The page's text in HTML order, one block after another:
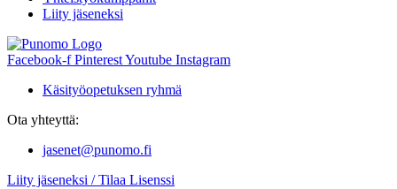
Liity jäseneksi
Facebook-f PinterestYoutube Instagram
Käsityöopetuksen ryhmä
Ota yhteyttä:
jasenet@punomo.fi
Liity jäseneksi / Tilaa Lisenssi